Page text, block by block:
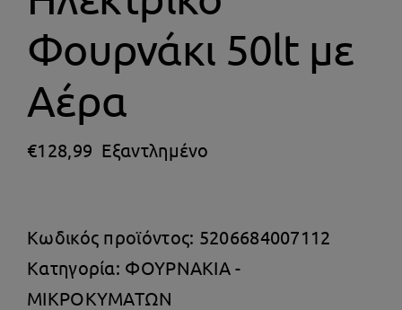
Θέρμανση
Φουρνάκι 50lt με
Αέρα
€128,99 Εξαντλημένο
Κωδικός προϊόντος: 5206684007112
Κατηγορία: ΦΟΥΡΝΑΚΙΑ -
ΜΙΚΡΟΚΥΜΑΤΩΝ